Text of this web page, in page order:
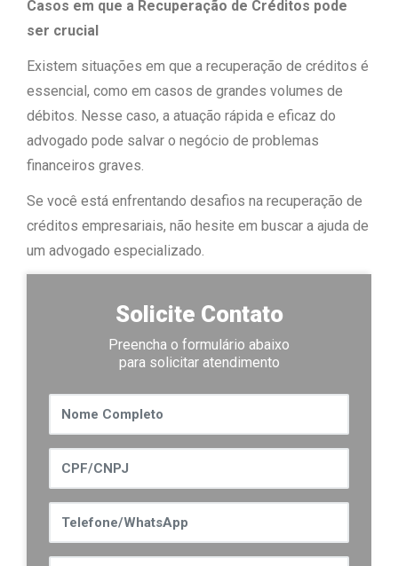
Casos em que a Recuperação de Créditos pode
ser crucial
Existem situações em que a recuperação de créditos é
essencial, como em casos de grandes volumes de
débitos. Nesse caso, a atuação rápida e eficaz do
advogado pode salvar o negócio de problemas
financeiros graves.
Se você está enfrentando desafios na recuperação de
créditos empresariais, não hesite em buscar a ajuda de
um advogado especializado.
Solicite Contato
Preencha o formulário abaixo
para solicitar atendimento